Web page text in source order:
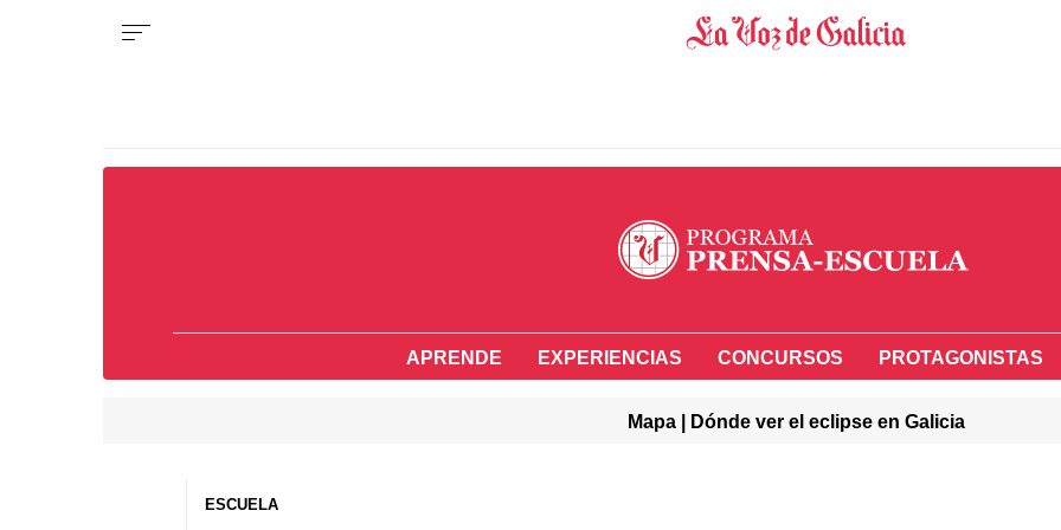
APRENDE EXPERIENCIAS CONCURSOS PROTAGONISTAS
Mapa | Dónde ver el eclipse en Galicia
ESCUELA